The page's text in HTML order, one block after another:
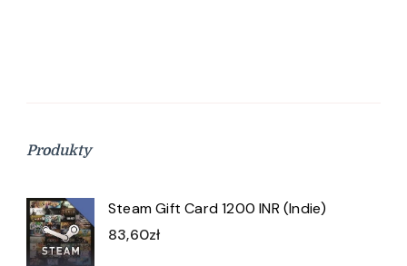
Produkty
Steam Gift Card 1200 INR (Indie)
83,60zł